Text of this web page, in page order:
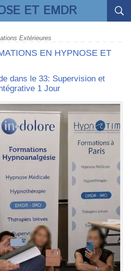
ET EMDR
Extérieures
EN HYPNOSE ET
dans le 33: Supervision et
1 Jour